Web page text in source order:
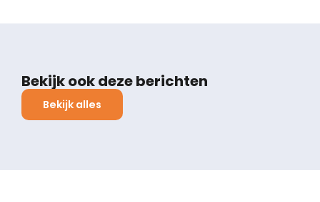
Bekijk ook deze berichten
Bekijk alles